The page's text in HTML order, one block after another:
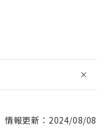
情報更新：2024/08/08